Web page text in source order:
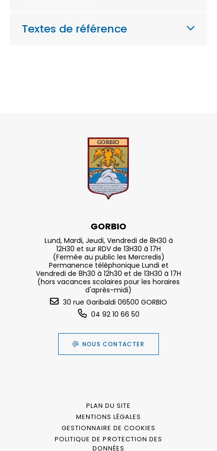
Textes de référence
GORBIO
Lund, Mardi, Jeudi, Vendredi de 8H30 à
12H30 et sur RDV de 13H30 à 17H
(Fermée au public les Mercredis)
Permanence téléphonique Lundi et
Vendredi de 8h30 à 12h30 et de 13H30 à 17H
(hors vacances scolaires pour les horaires
d'après-midi)
30 rue Garibaldi 06500 GORBIO
04 92 10 66 50
NOUS CONTACTER
PLAN DU SITE
MENTIONS LÉGALES
GESTIONNAIRE DE COOKIES
POLITIQUE DE PROTECTION DES
DONNÉES